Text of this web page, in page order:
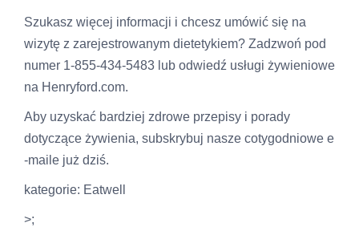
Szukasz więcej informacji i chcesz umówić się na
wizytę z zarejestrowanym dietetykiem? Zadzwoń pod
numer 1-855-434-5483 lub odwiedź usługi żywieniowe
na Henryford.com.
Aby uzyskać bardziej zdrowe przepisy i porady
dotyczące żywienia, subskrybuj nasze cotygodniowe e
-maile już dziś.
kategorie: Eatwell
>;